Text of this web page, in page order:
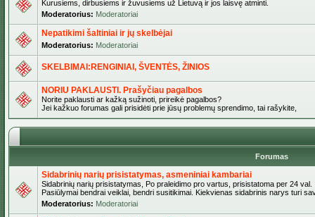
Kurusiems, dirbusiems ir žuvusiems už Lietuvą ir jos laisvę atminti.
Moderatorius: Moderatoriai
Nepatikimi šaltiniai ir jų skelbėjai
Moderatorius: Moderatoriai
SKELBIMAI:RENGINIAI, ŠVENTĖS, ŽINIOS
NORIU PAKLAUSTI. Prašyčiau pagalbos
Norite paklausti ar kažką sužinoti, prireikė pagalbos?
Jei kažkuo forumas gali prisidėti prie jūsų problemų sprendimo, tai rašykite,
Forumas
Sidabrinių narių prisistatymas, asmeniniai kambariai
Sidabrinių narių prisistatymas, Po praleidimo pro vartus, prisistatoma per 24 val.
Pasiūlymai bendrai veiklai, bendri susitikimai. Kiekvienas sidabrinis narys turi
Moderatorius: Moderatoriai